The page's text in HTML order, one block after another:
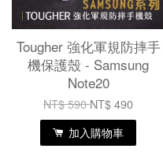
Tougher 強化軍規防摔手
機保護殼 - Samsung
Note20
NT$ 590NT$ 490
加入購物車